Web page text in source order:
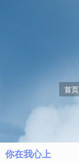
首页
你在我心上